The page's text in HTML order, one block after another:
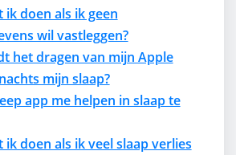
ik doen als ik geen
wil vastleggen?
het dragen van mijn Apple
mijn slaap?
app me helpen in slaap te
ik doen als ik veel slaap verlies